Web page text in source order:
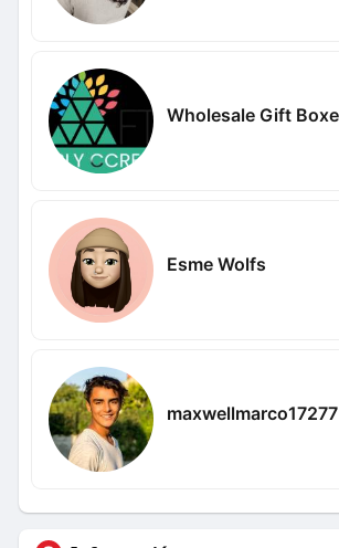
Esme Wolfs
maxwellmarco17277